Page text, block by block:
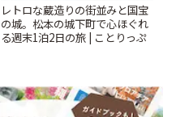
レトロな蔵造りの街並みと国宝
の城。松本の城下町で心ほぐれ
る週末1泊2日の旅 | ことりっぷ